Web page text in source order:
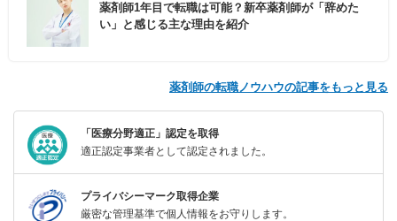
薬剤師1年目で転職は可能？新卒薬剤師が「辞めた
い」と感じる主な理由を紹介
薬剤師の転職ノウハウの記事をもっと見る
「医療分野適正」認定を取得
適正認定事業者として認定されました。
プライバシーマーク取得企業
厳密な管理基準で個人情報をお守りします。